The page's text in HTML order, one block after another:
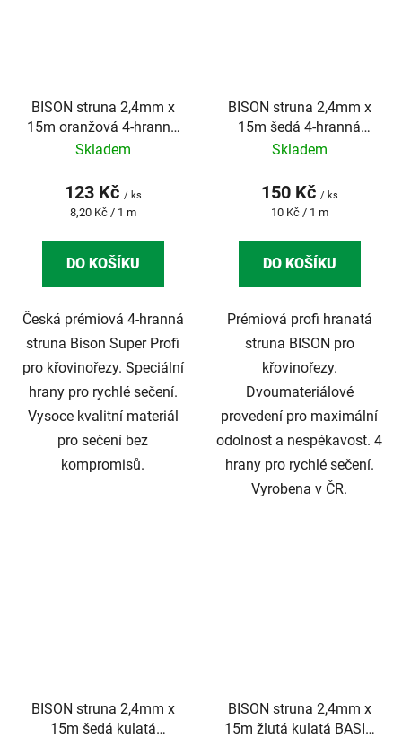
BISON struna 2,4mm x
15m oranžová 4-hranná
SUPER PROFI
Skladem
123 Kč / ks
Měrná
8,20 Kč / 1 m
DO KOŠÍKU
Česká prémiová 4-hranná
struna Bison Super Profi
pro křovinořezy. Speciální
hrany pro rychlé sečení.
Vysoce kvalitní materiál
pro sečení bez
kompromisů.
BISON struna 2,4mm x
15m šedá 4-hranná
ARMED SUPER PROFI
Skladem
150 Kč / ks
Měrná
10 Kč / 1 m
DO KOŠÍKU
Prémiová profi hranatá
struna BISON pro
křovinořezy.
Dvoumateriálové
provedení pro maximální
odolnost a nespékavost. 4
hrany pro rychlé sečení.
Vyrobena v ČR.
BISON struna 2,4mm x
15m šedá kulatá
BISON struna 2,4mm x
15m žlutá kulatá BASIC